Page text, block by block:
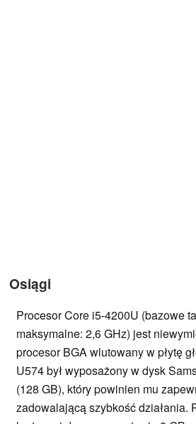
Osiągi
Procesor Core i5-4200U (bazowe
maksymalne: 2,6 GHz) jest
procesor BGA wlutowany w płytę
U574 był wyposażony w dysk
(128 GB), który powinien mu
zadowalającą szybkość działania.